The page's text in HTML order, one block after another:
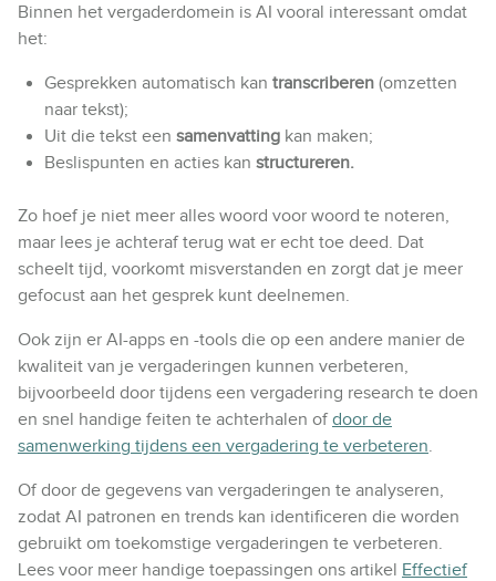
Binnen het vergaderdomein is AI vooral interessant omdat
het:
Gesprekken automatisch kan transcriberen (omzetten
naar tekst);
Uit die tekst een samenvatting kan maken;
Beslispunten en acties kan structureren.
Zo hoef je niet meer alles woord voor woord te noteren,
maar lees je achteraf terug wat er echt toe deed. Dat
scheelt tijd, voorkomt misverstanden en zorgt dat je meer
gefocust aan het gesprek kunt deelnemen.
Ook zijn er AI-apps en -tools die op een andere manier de
kwaliteit van je vergaderingen kunnen verbeteren,
bijvoorbeeld door tijdens een vergadering research te doen
en snel handige feiten te achterhalen of door de
samenwerking tijdens een vergadering te verbeteren.
Of door de gegevens van vergaderingen te analyseren,
zodat AI patronen en trends kan identificeren die worden
gebruikt om toekomstige vergaderingen te verbeteren.
Lees voor meer handige toepassingen ons artikel Effectief